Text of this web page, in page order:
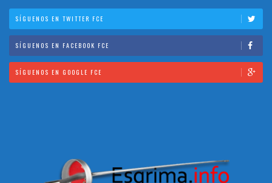
SÍGUENOS EN TWITTER FCE
SÍGUENOS EN FACEBOOK FCE
SÍGUENOS EN GOOGLE FCE